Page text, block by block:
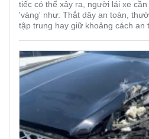
tiếc có thể xảy ra, người lái xe
'vàng' như: Thắt dây an toàn,
tập trung hay giữ khoảng cách an